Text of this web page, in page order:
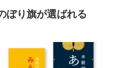
ぼり旗が選ばれる